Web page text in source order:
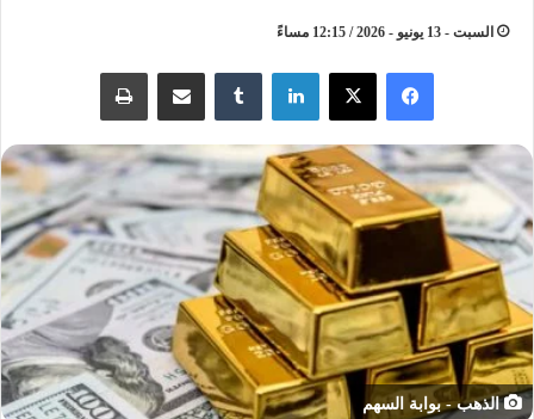
السبت - 13 يونيو - 2026 / 12:15 مساءً
لينكدإن مشاركة عبر البريد طباعة
الذهب - بوابة السهم